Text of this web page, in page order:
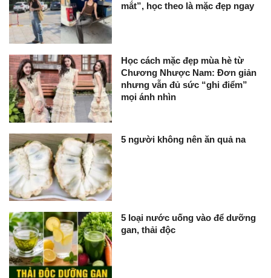
mắt”, học theo là mặc đẹp ngay
Học cách mặc đẹp mùa hè từ
Chương Nhược Nam: Đơn giản
nhưng vẫn đủ sức “ghi điểm”
mọi ánh nhìn
5 người không nên ăn quả na
5 loại nước uống vào để dưỡng
gan, thải độc